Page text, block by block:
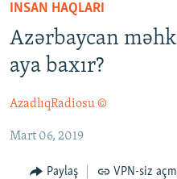
qayıt
Əsas
naviqasiyaya
qayıt
Axtarışa
#İZAHLA
KORRUPSIOMETR
#ƏSLINDƏ
FƏRQƏ BAX
QANUNI DOĞRU
ARAŞDIRMA
INSAN HAQLARI
Azərbaycan
aya baxır?
AzadlıqRadiosu ©
Mart 06, 2019
Paylaş VPN-siz